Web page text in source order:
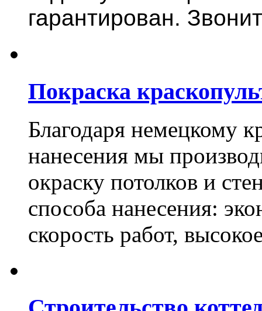
гарантирован.
Покраска
Благодаря немецкому
нанесения мы
окраску потолков и
способа нанесения:
скорость работ,